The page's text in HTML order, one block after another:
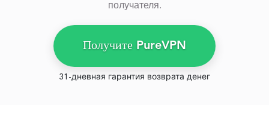
получателя.
Получите PureVPN
31-дневная гарантия возврата денег